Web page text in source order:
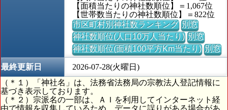
【面積当たりの神社数順位】＝1,067位
【世帯数当たりの神社数順位】＝822位
市区町村別神社数ランキング 別窓
神社数順位(人口10万人当たり) 別窓
神社数順位(面積100平方Km当たり) 別窓
最終更新日
2026-07-28(火曜日)
（＊１）「神社名」は、法務省法務局の宗教法人登記情報に
基づき表示しております。
（＊２）宗派名の一部は、ＡＩを利用してインターネット経
由で情報を収集しているため、データに誤りがある場合があ